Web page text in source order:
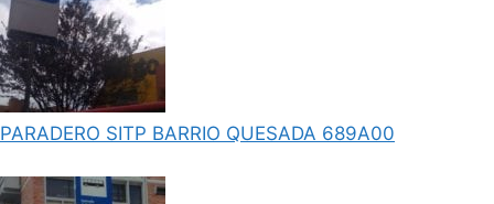
PARADERO SITP BARRIO QUESADA 689A00